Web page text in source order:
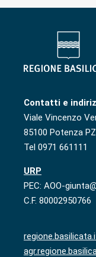
Contatti e
Viale Vincenzo
85100 Potenza PZ
Tel 0971 661111
URP
PEC: AOO-
C.F. 80002950766